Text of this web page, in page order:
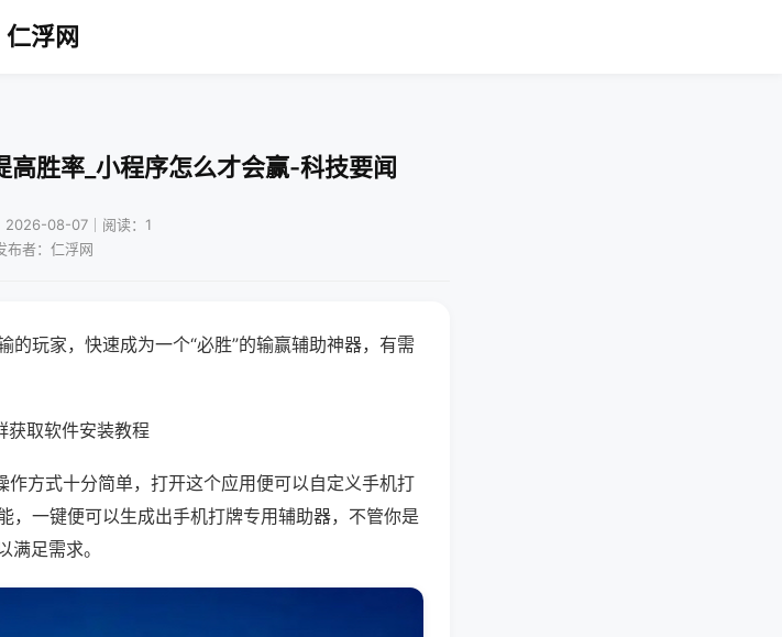
仁浮网
胜率_小程序怎么才会赢-科技要闻
2026-08-07｜阅读：1
布者：仁浮网
玩家，快速成为一个“必胜”的输赢辅助神器，有需
取软件安装教程
作方式十分简单，打开这个应用便可以自定义手机打
，一键便可以生成出手机打牌专用辅助器，不管你是
足需求。